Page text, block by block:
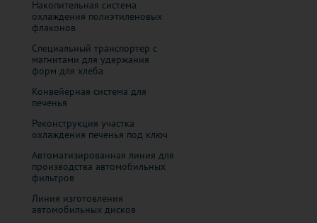
Накопительная система
охлаждения полиэтиленовых
флаконов
Специальный транспортер с
магнитами для удержания
форм для хлеба
Конвейерная система для
печенья
Реконструкция участка
охлаждения печенья под ключ
Автоматизированная линия для
производства автомобильных
фильтров
Линия изготовления
автомобильных дисков